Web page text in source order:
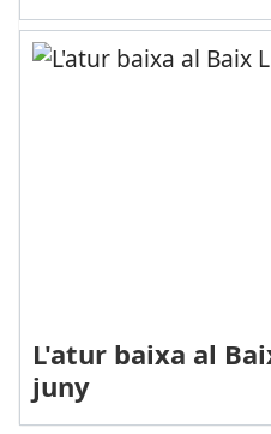
L'atur baixa al
juny